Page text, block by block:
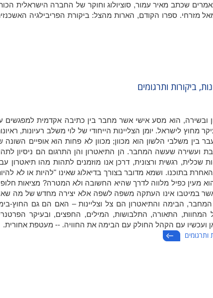
שכתב מאיר עמור, סוציולוג וחוקר של החברה הישראלית
שמאל מזרחי. ספרו הקודם, הארות מהצל: ביקורת הפריבילגיה
ביקורות ותרגומים
ובשירה, הוא מסע אישי אשר מחבר בין כתיבה אקדמית למפגשים
מחוץ לישראל. יומן הצליינות הייחודי של לוי משלב רעיונות,
בין משלבי הלשון הוא מכוון; מכוון לא פחות הוא אופיים השונה
ועשירה שעשה המחבר. הן התיאטרון והן התרגום הם ניסיון
שכלית, רגשית ורצונית, דרכן אנו מוזמנים לתהות מהו תיאטרון
בתוכנו. ושמא מדובר בצורך בדיאלוג שאינו "להיות או לא
מעין כפיל מלווה לדרך שהיא החשובה ולא המטרה? מציאות
במיטבו אינו העתקה משפה לשפה אלא יצירה מחדש של מה
הבימה והתיאטרון הם צל וצליינות – האם הם גם החוץ-
התאורה, התלבושות, המילים, החפצים, ובעיקר
ועכשיו עם הקהל החולק עם הבימה את החוויה. -- מעטפת אחורית.
ותרגומים